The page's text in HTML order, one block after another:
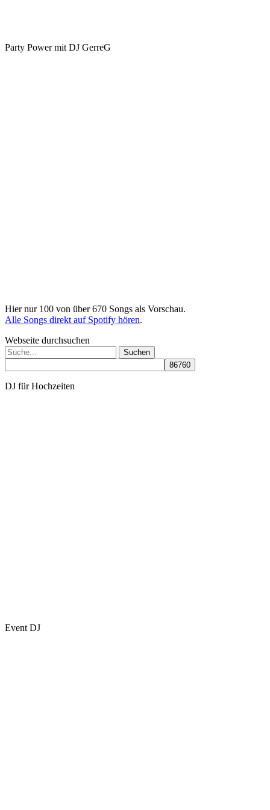
Party Power mit DJ GerreG
Hier nur 100 von über 670 Songs als Vorschau.
Alle Songs direkt auf Spotify hören.
Webseite durchsuchen
Suchen
nach:
DJ für Hochzeiten
Event DJ